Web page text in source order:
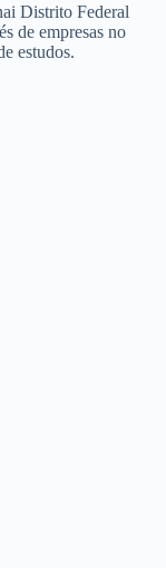
Distrito Federal
de empresas no
estudos.